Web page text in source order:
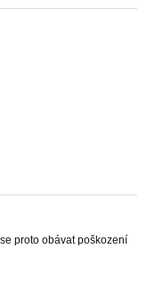
proto obávat poškození